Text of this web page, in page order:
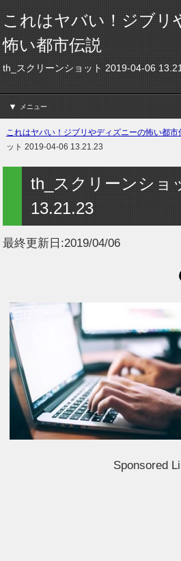
これはヤバい！ジブリ
怖い都市伝説
th_スクリーンショット 2019-04-06
メニュー
これはヤバい！ジブリやディズニーの怖い都市
ット 2019-04-06 13.21.23
th_スクリーンショ
13.21.23
最終更新日:2019/04/06
Sponsored